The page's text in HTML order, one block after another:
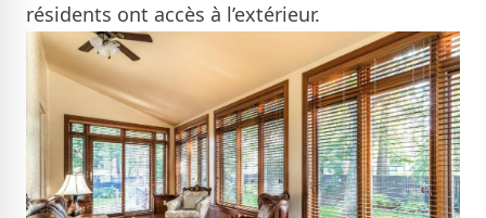
résidents ont accès à l’extérieur.